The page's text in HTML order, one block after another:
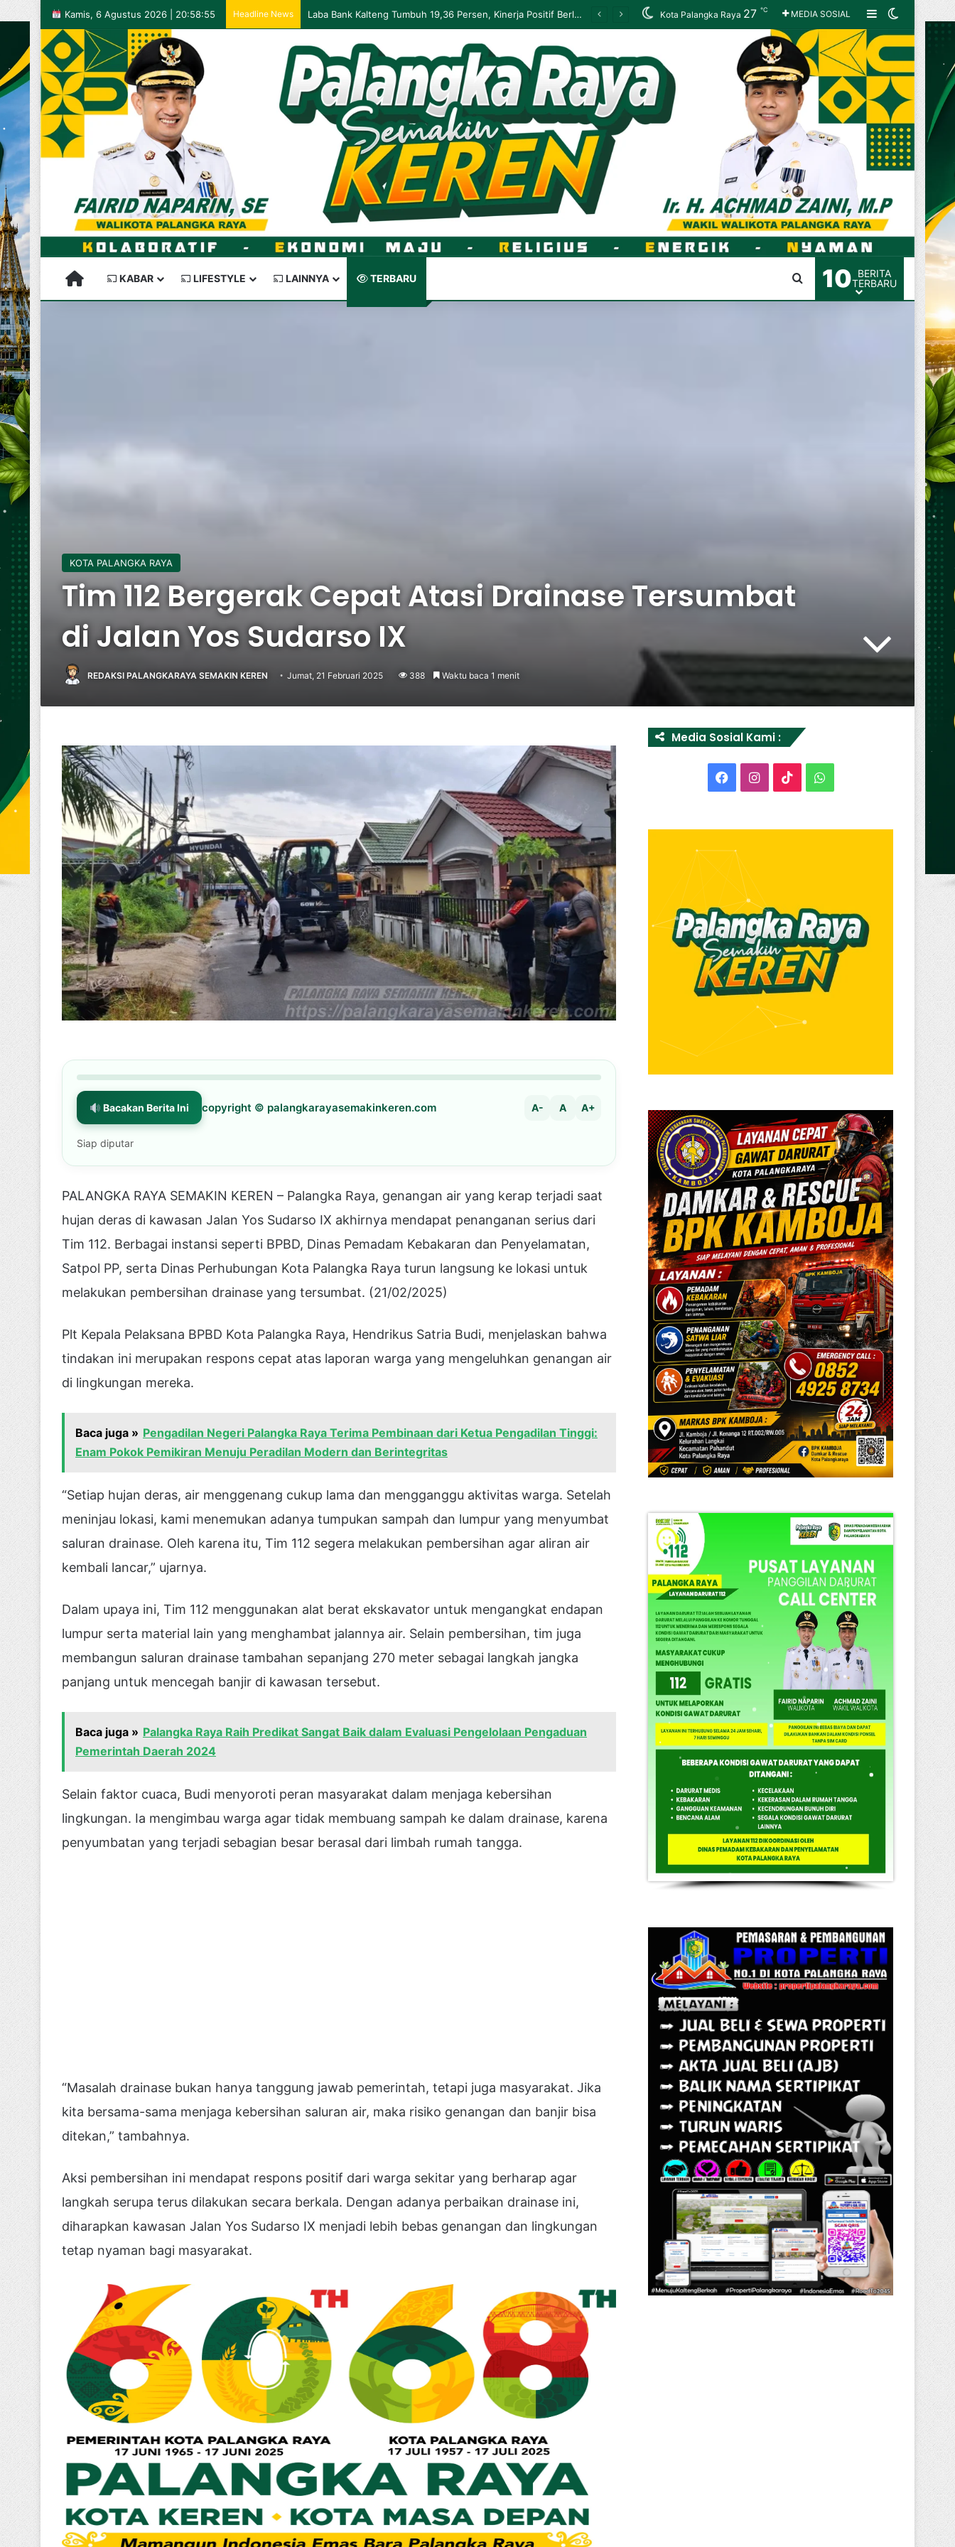
Kamis, 6 Agustus 2026 | 20:58:55 Headline News Palangka Raya Perluas Digitalisasi Perlindungan Sosial, Perkuat Akurasi Data dan Penyaluran Bansos Kota Palangka Raya 27 ℃ MEDIA SOSIAL SidebarSwitch
PALANGKARAYA SEMAKIN KEREN
KABAR LIFESTYLE LAINNYA TERBARU Cari berita disini
10 BERITA
TERBARU
KOTA PALANGKA RAYA
Tim 112 Bergerak Cepat Atasi Drainase Tersumbat
di Jalan Yos Sudarso IX
REDAKSI PALANGKARAYA SEMAKIN KEREN Jumat, 21 Februari 2025 388 Waktu baca 1 menit
Bacakan Berita Ini copyright © palangkarayasemakinkeren.com A- A A+
Siap diputar
PALANGKA RAYA SEMAKIN KEREN – Palangka Raya, genangan air yang kerap terjadi saat
hujan deras di kawasan Jalan Yos Sudarso IX akhirnya mendapat penanganan serius dari
Tim 112. Berbagai instansi seperti BPBD, Dinas Pemadam Kebakaran dan Penyelamatan,
Satpol PP, serta Dinas Perhubungan Kota Palangka Raya turun langsung ke lokasi untuk
melakukan pembersihan drainase yang tersumbat. (21/02/2025)
Plt Kepala Pelaksana BPBD Kota Palangka Raya, Hendrikus Satria Budi, menjelaskan bahwa
tindakan ini merupakan respons cepat atas laporan warga yang mengeluhkan genangan air
di lingkungan mereka.
Baca juga » Pengadilan Negeri Palangka Raya Terima Pembinaan dari Ketua Pengadilan Tinggi:
Enam Pokok Pemikiran Menuju Peradilan Modern dan Berintegritas
“Setiap hujan deras, air menggenang cukup lama dan mengganggu aktivitas warga. Setelah
meninjau lokasi, kami menemukan adanya tumpukan sampah dan lumpur yang menyumbat
saluran drainase. Oleh karena itu, Tim 112 segera melakukan pembersihan agar aliran air
kembali lancar,” ujarnya.
Dalam upaya ini, Tim 112 menggunakan alat berat ekskavator untuk mengangkat endapan
lumpur serta material lain yang menghambat jalannya air. Selain pembersihan, tim juga
membangun saluran drainase tambahan sepanjang 270 meter sebagai langkah jangka
panjang untuk mencegah banjir di kawasan tersebut.
Baca juga » Palangka Raya Raih Predikat Sangat Baik dalam Evaluasi Pengelolaan Pengaduan
Pemerintah Daerah 2024
Selain faktor cuaca, Budi menyoroti peran masyarakat dalam menjaga kebersihan
lingkungan. Ia mengimbau warga agar tidak membuang sampah ke dalam drainase, karena
penyumbatan yang terjadi sebagian besar berasal dari limbah rumah tangga.
“Masalah drainase bukan hanya tanggung jawab pemerintah, tetapi juga masyarakat. Jika
kita bersama-sama menjaga kebersihan saluran air, maka risiko genangan dan banjir bisa
ditekan,” tambahnya.
Aksi pembersihan ini mendapat respons positif dari warga sekitar yang berharap agar
langkah serupa terus dilakukan secara berkala. Dengan adanya perbaikan drainase ini,
diharapkan kawasan Jalan Yos Sudarso IX menjadi lebih bebas genangan dan lingkungan
tetap nyaman bagi masyarakat.
Media Sosial Kami :
FacebookInstagram
TikTokWhatsApp